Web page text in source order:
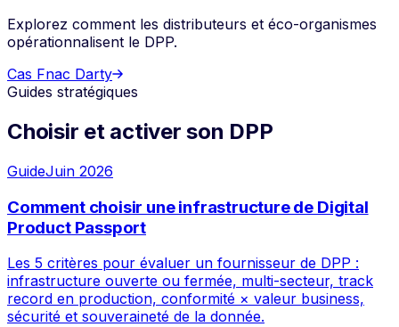
Explorez comment les distributeurs et éco-organismes
opérationnalisent le DPP.
Cas Fnac Darty
Guides stratégiques
Choisir et activer son DPP
GuideJuin 2026
Comment choisir une infrastructure de Digital
Product Passport
Les 5 critères pour évaluer un fournisseur de DPP :
infrastructure ouverte ou fermée, multi-secteur, track
record en production, conformité × valeur business,
sécurité et souveraineté de la donnée.